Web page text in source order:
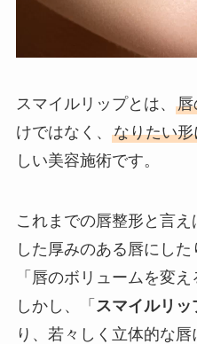
スマイルリップとは、 唇
けではなく、 なりたい
しい美容施術です。
これまでの唇整形と言
した厚みのある唇にし
「唇のボリュームを変
しかし、「 スマイルリッ
り、若々しく立体的な